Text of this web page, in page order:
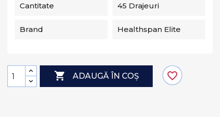
Cantitate 45 Drajeuri
Brand Healthspan Elite
 ADAUGĂ ÎN COȘ favorite_border